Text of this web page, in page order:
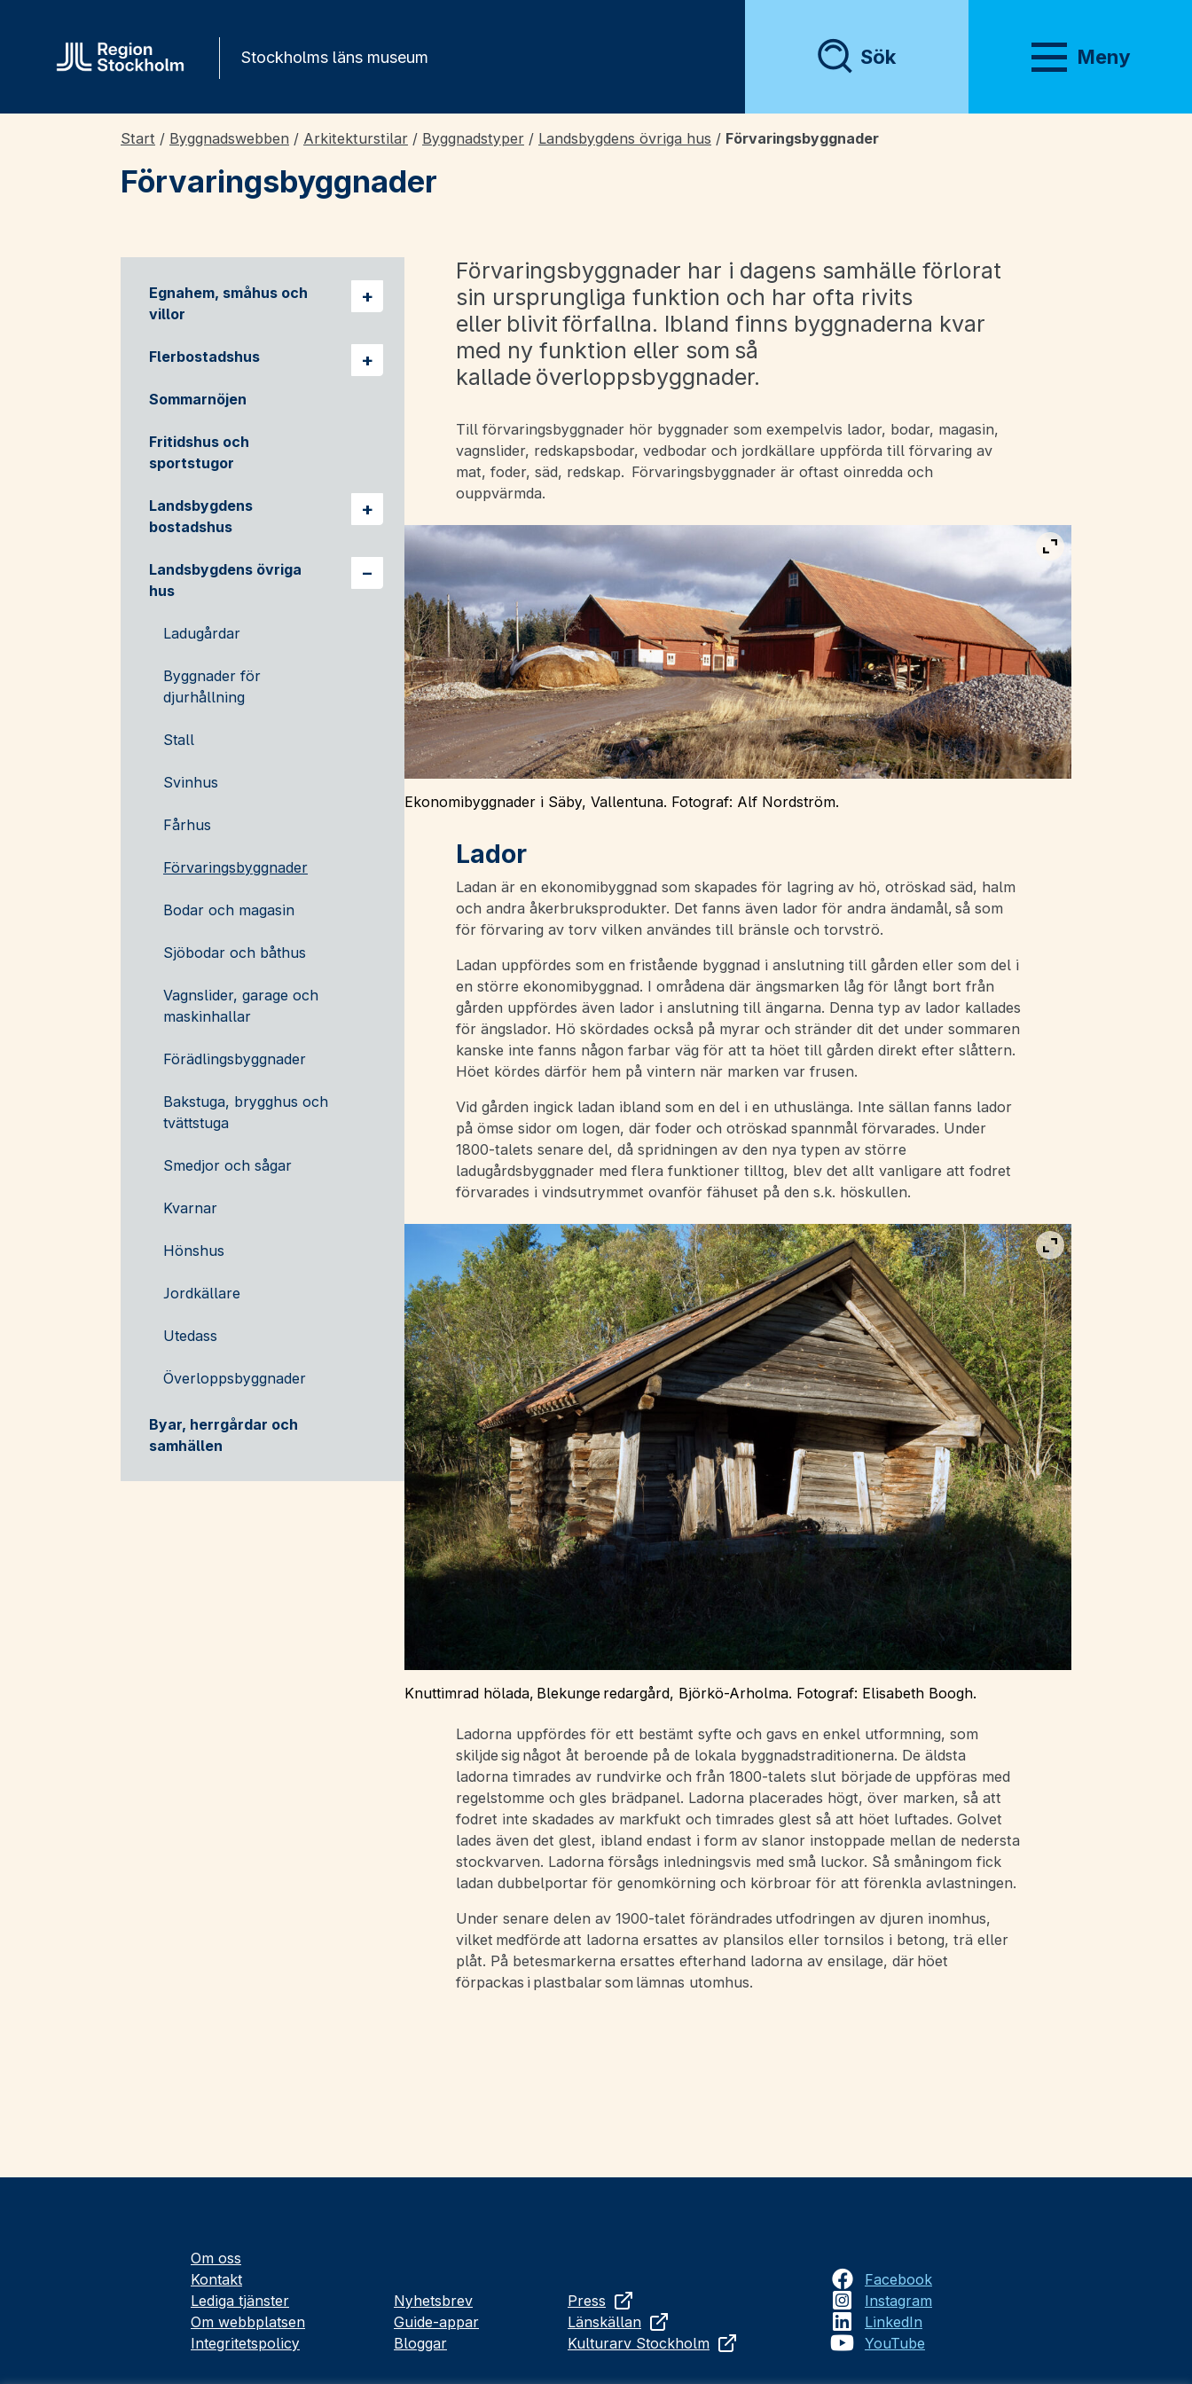
Stockholms läns museum Sök Meny
Visa meny
Start / Byggnadswebben / Arkitekturstilar / Byggnadstyper / Landsbygdens övriga hus / Förvaringsbyggnader
Förvaringsbyggnader
Egnahem, småhus och
villor
Visa undersidor för Egnahem, småhus och villor
Flerbostadshus
Visa undersidor för Flerbostadshus
Sommarnöjen
Fritidshus och
sportstugor
Landsbygdens
bostadshus
Visa undersidor för Landsbygdens bostadshus
Landsbygdens övriga
hus
Visa undersidor för Landsbygdens övriga hus
Ladugårdar
Byggnader för
djurhållning
Stall
Svinhus
Fårhus
Förvaringsbyggnader
Bodar och magasin
Sjöbodar och båthus
Vagnslider, garage och
maskinhallar
Förädlingsbyggnader
Bakstuga, brygghus och
tvättstuga
Smedjor och sågar
Kvarnar
Hönshus
Jordkällare
Utedass
Överloppsbyggnader
Byar, herrgårdar och
samhällen
Förvaringsbyggnader har i dagens samhälle förlorat
sin ursprungliga funktion och har ofta rivits
eller blivit förfallna. Ibland finns byggnaderna kvar
med ny funktion eller som så
kallade överloppsbyggnader.
Till förvaringsbyggnader hör byggnader som exempelvis lador, bodar, magasin,
vagnslider, redskapsbodar, vedbodar och jordkällare uppförda till förvaring av
mat, foder, säd, redskap. Förvaringsbyggnader är oftast oinredda och
ouppvärmda.
Visa bild i fullskärm
Ekonomibyggnader i Säby, Vallentuna. Fotograf: Alf Nordström.
Lador
Ladan är en ekonomibyggnad som skapades för lagring av hö, otröskad säd, halm
och andra åkerbruksprodukter. Det fanns även lador för andra ändamål, så som
för förvaring av torv vilken användes till bränsle och torvströ.
Ladan uppfördes som en fristående byggnad i anslutning till gården eller som del i
en större ekonomibyggnad. I områdena där ängsmarken låg för långt bort från
gården uppfördes även lador i anslutning till ängarna. Denna typ av lador kallades
för ängslador. Hö skördades också på myrar och stränder dit det under sommaren
kanske inte fanns någon farbar väg för att ta höet till gården direkt efter slåttern.
Höet kördes därför hem på vintern när marken var frusen.
Vid gården ingick ladan ibland som en del i en uthuslänga. Inte sällan fanns lador
på ömse sidor om logen, där foder och otröskad spannmål förvarades. Under
1800-talets senare del, då spridningen av den nya typen av större
ladugårdsbyggnader med flera funktioner tilltog, blev det allt vanligare att fodret
förvarades i vindsutrymmet ovanför fähuset på den s.k. höskullen.
Visa bild i fullskärm
Knuttimrad hölada, Blekunge redargård, Björkö-Arholma. Fotograf: Elisabeth Boogh.
Ladorna uppfördes för ett bestämt syfte och gavs en enkel utformning, som
skiljde sig något åt beroende på de lokala byggnadstraditionerna. De äldsta
ladorna timrades av rundvirke och från 1800-talets slut började de uppföras med
regelstomme och gles brädpanel. Ladorna placerades högt, över marken, så att
fodret inte skadades av markfukt och timrades glest så att höet luftades. Golvet
lades även det glest, ibland endast i form av slanor instoppade mellan de nedersta
stockvarven. Ladorna försågs inledningsvis med små luckor. Så småningom fick
ladan dubbelportar för genomkörning och körbroar för att förenkla avlastningen.
Under senare delen av 1900-talet förändrades utfodringen av djuren inomhus,
vilket medförde att ladorna ersattes av plansilos eller tornsilos i betong, trä eller
plåt. På betesmarkerna ersattes efterhand ladorna av ensilage, där höet
förpackas i plastbalar som lämnas utomhus.
Om oss
Kontakt
Lediga tjänster
Om webbplatsen
Integritetspolicy
Nyhetsbrev
Guide-appar
Bloggar
Press
Länskällan
Kulturarv Stockholm
Facebook
Instagram
LinkedIn
YouTube